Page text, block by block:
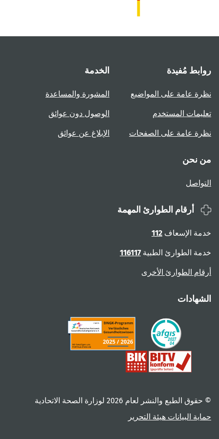
روابط مُفيدة
نظرة عامة على المواضيع
تعليمات المستخدم
نظرة عامة على الصفحات
الخدمة
المشورة والمساعدة
الوصول دون عوائق
الإبلاغ عن عوائق
من نحن
التواصل
أرقام الطوارئ المهمة
خدمة الإسعاف 112
خدمة الطوارئ الطبية116117
أرقام الطوارئ الأخرى
الشهادات
© حقوق الطبع والنشر لعام ‎2026 لوزارة الصحة الاتحادية
حماية البيانات هيئة التحرير